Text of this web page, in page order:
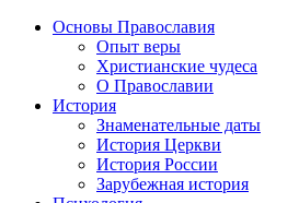
Основы Православия
Опыт веры
Христианские чудеса
О Православии
История
Знаменательные даты
История Церкви
История России
Зарубежная история